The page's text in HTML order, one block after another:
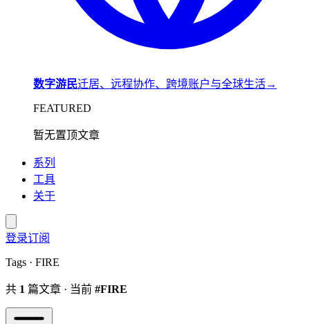
数字游民迁居、远程协作、跨境账户与全球生活→
FEATURED
暂无置顶文章
系列
工具
关于
登录订阅
Tags · FIRE
共 1 篇文章 · 当前 #FIRE